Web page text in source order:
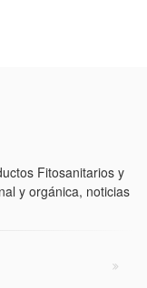
Fitosanitarios y
y orgánica, noticias